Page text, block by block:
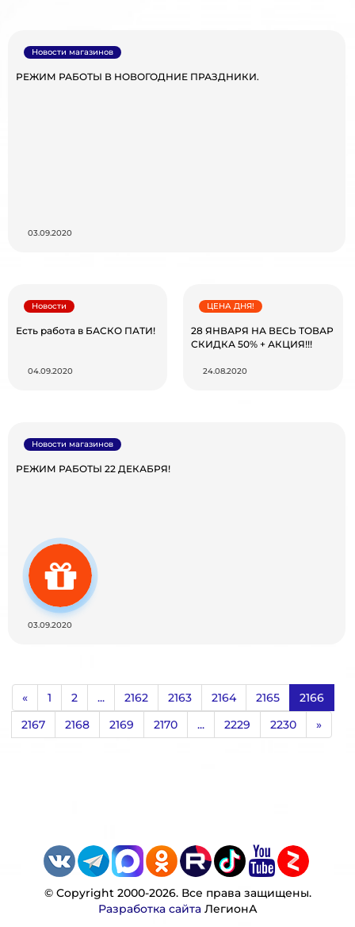
РЕЖИМ РАБОТЫ В НОВОГОДНИЕ ПРАЗДНИКИ.
Новости магазинов
03.09.2020
Есть работа в БАСКО ПАТИ!
Новости
04.09.2020
28 ЯНВАРЯ НА ВЕСЬ ТОВАР
СКИДКА 50% + АКЦИЯ!!!
ЦЕНА ДНЯ!
24.08.2020
РЕЖИМ РАБОТЫ 22 ДЕКАБРЯ!
Новости магазинов
03.09.2020
« 1 2 ... 2162 2163 2164 2165
2166
2167
2168 2169 2170 ... 2229 2230 »
© Copyright 2000-2026. Все права защищены.
Разработка сайтаЛегионА